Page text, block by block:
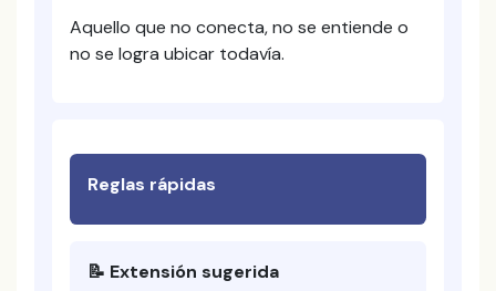
Aquello que no conecta, no se entiende o
no se logra ubicar todavía.
Reglas rápidas
📝 Extensión sugerida